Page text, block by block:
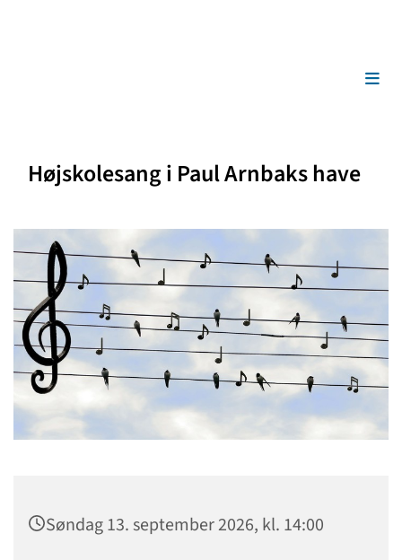
Højskolesang i Paul Arnbaks have
Søndag 13. september 2026, kl. 14:00